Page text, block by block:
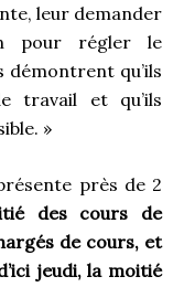
leur demander
pour régler le
démontrent qu’ils
travail et qu’ils
»
près de 2
des cours de
de cours, et
jeudi, la moitié